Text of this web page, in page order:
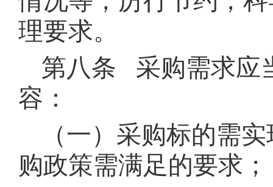
理要求。
第八条 采购需求应
容：
（一）采购标的需
购政策需满足的要求；